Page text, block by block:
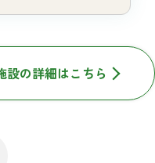
設の詳細はこちら